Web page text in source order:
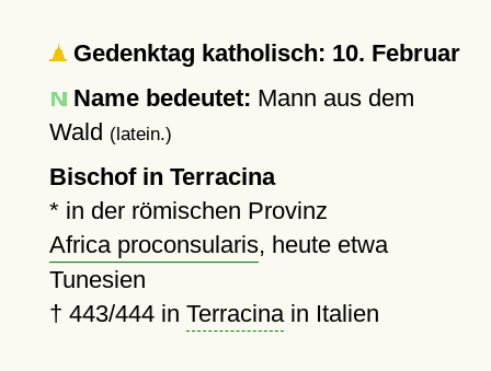
Gedenktag katholisch: 10. Februar
Name bedeutet: Mann aus dem
Wald (latein.)
Bischof in Terracina
* in der römischen Provinz
Africa proconsularis, heute etwa
Tunesien
† 443/444 in Terracinain Italien